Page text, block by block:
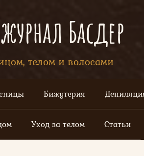
Басдер
телом и волосами
Бижутерия
Уход за телом Статьи